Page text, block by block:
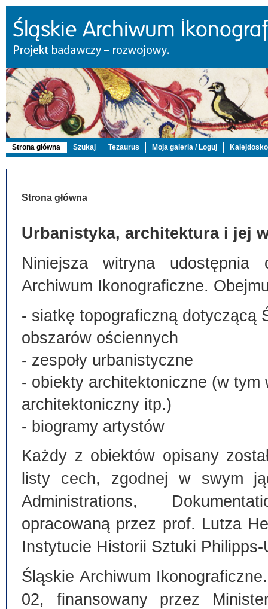
Strona główna Szukaj Tezaurus Moja galeria / Loguj
Strona główna
Urbanistyka, architektura i jej
Niniejsza witryna
Archiwum Ikonograficzne.
- siatkę topograficzną dotyczącą
obszarów ościennych
- zespoły urbanistyczne
- obiekty architektoniczne (w
architektoniczny itp.)
- biogramy artystów
Każdy z obiektów opisany
listy cech, zgodnej w swym
Administrations,
opracowaną przez prof. Lutza
Instytucie Historii Sztuki
Śląskie Archiwum
02, finansowany przez